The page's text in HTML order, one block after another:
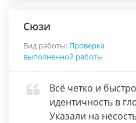
Сюзи
Вид работы: Проверка
выполненной работы
Всё четко и
идентичность в
Указали на